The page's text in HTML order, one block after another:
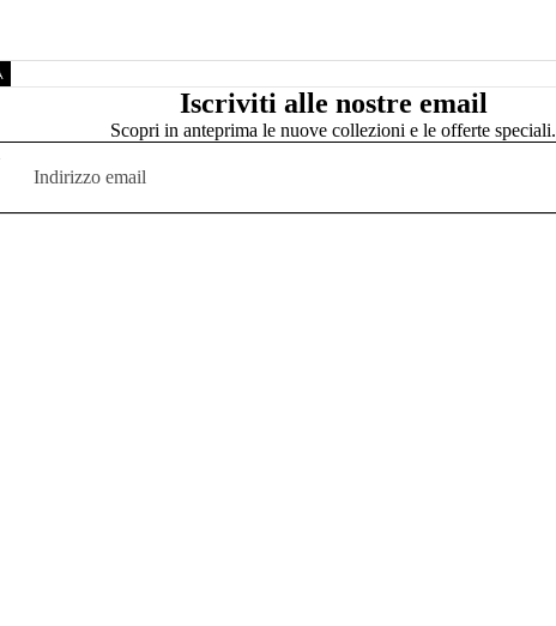
Iscriviti alle nostre email
Scopri in anteprima le nuove collezioni e le offerte speciali.